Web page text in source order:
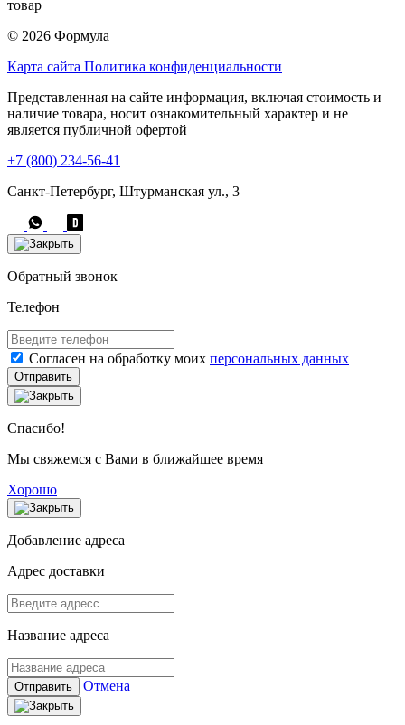
товар
© 2026 Формула
Карта сайта Политика конфиденциальности
Представленная на сайте информация, включая стоимость и
наличие товара, носит ознакомительный характер и не
является публичной офертой
+7 (800) 234-56-41
Санкт-Петербург, Штурманская ул., 3
Обратный звонок
Телефон
Согласен на обработку моих персональных данных
Отправить
Спасибо!
Мы свяжемся с Вами в ближайшее время
Хорошо
Добавление адреса
Адрес доставки
Название адреса
Отправить Отмена